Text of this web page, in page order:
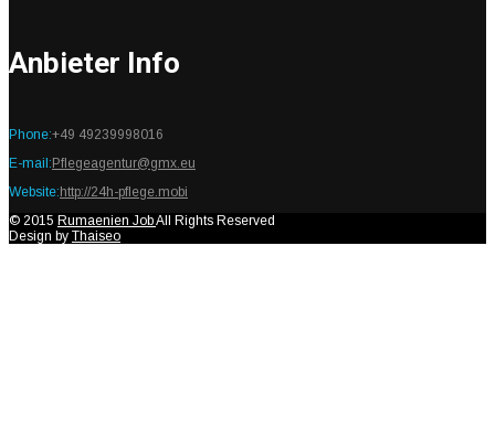
Anbieter Info
Phone:+49 49239998016
E-mail: Pflegeagentur@gmx.eu
Website: http://24h-pflege.mobi
© 2015 Rumaenien JobAll Rights Reserved
Design by Thaiseo